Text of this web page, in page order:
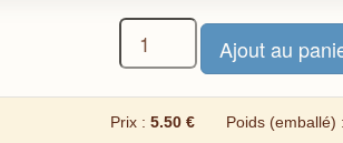
Prix : 5.50 € Poids (emballé)